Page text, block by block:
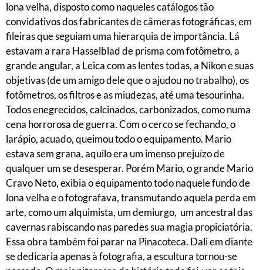
lona velha, disposto como naqueles catálogos tão
convidativos dos fabricantes de câmeras fotográficas, em
fileiras que seguiam uma hierarquia de importância. Lá
estavam a rara Hasselblad de prisma com fotômetro, a
grande angular, a Leica com as lentes todas, a Nikon e suas
objetivas (de um amigo dele que o ajudou no trabalho), os
fotômetros, os filtros e as miudezas, até uma tesourinha.
Todos enegrecidos, calcinados, carbonizados, como numa
cena horrorosa de guerra. Com o cerco se fechando, o
larápio, acuado, queimou todo o equipamento. Mario
estava sem grana, aquilo era um imenso prejuízo de
qualquer um se desesperar. Porém Mario, o grande Mario
Cravo Neto, exibia o equipamento todo naquele fundo de
lona velha e o fotografava, transmutando aquela perda em
arte, como um alquimista, um demiurgo, um ancestral das
cavernas rabiscando nas paredes sua magia propiciatória.
Essa obra também foi parar na Pinacoteca. Dali em diante
se dedicaria apenas à fotografia, a escultura tornou-se